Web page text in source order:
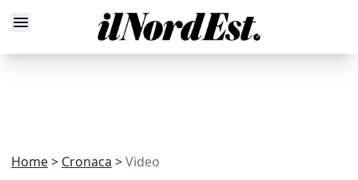
Home Cronaca Video